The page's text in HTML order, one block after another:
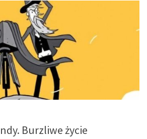
Burzliwe życie